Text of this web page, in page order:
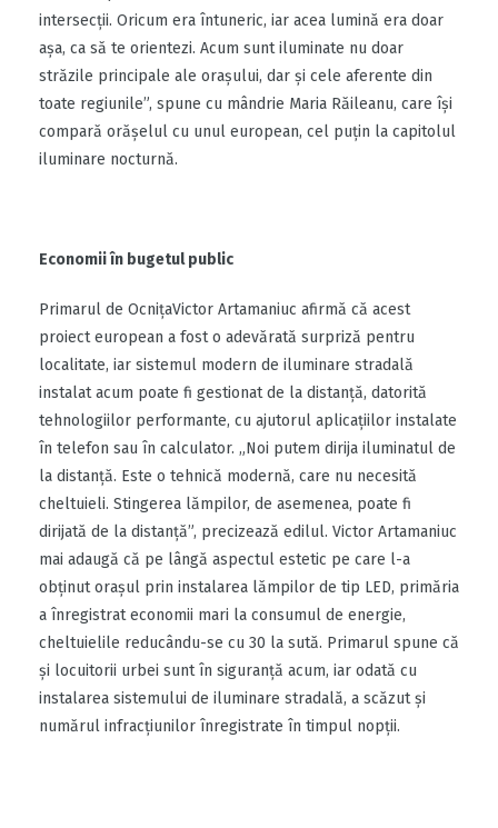
intersecții. Oricum era întuneric, iar acea lumină era doar
așa, ca să te orientezi. Acum sunt iluminate nu doar
străzile principale ale orașului, dar și cele aferente din
toate regiunile”, spune cu mândrie Maria Răileanu, care își
compară orășelul cu unul european, cel puțin la capitolul
iluminare nocturnă.
Economii în bugetul public
Primarul de OcnițaVictor Artamaniuc afirmă că acest
proiect european a fost o adevărată surpriză pentru
localitate, iar sistemul modern de iluminare stradală
instalat acum poate fi gestionat de la distanță, datorită
tehnologiilor performante, cu ajutorul aplicațiilor instalate
în telefon sau în calculator. „Noi putem dirija iluminatul de
la distanță. Este o tehnică modernă, care nu necesită
cheltuieli. Stingerea lămpilor, de asemenea, poate fi
dirijată de la distanță”, precizează edilul. Victor Artamaniuc
mai adaugă că pe lângă aspectul estetic pe care l-a
obținut orașul prin instalarea lămpilor de tip LED, primăria
a înregistrat economii mari la consumul de energie,
cheltuielile reducându-se cu 30 la sută. Primarul spune că
și locuitorii urbei sunt în siguranță acum, iar odată cu
instalarea sistemului de iluminare stradală, a scăzut și
numărul infracțiunilor înregistrate în timpul nopții.